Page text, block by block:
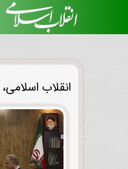
انقلاب